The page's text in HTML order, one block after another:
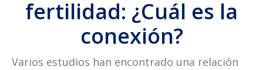
fertilidad: ¿Cuál es la
conexión?
Varios estudios han encontrado una relación